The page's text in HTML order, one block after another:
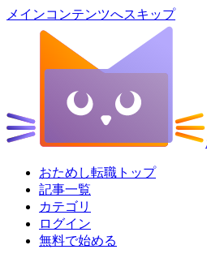
メインコンテンツへスキップ
おためし転職トップ
記事一覧
カテゴリ
ログイン
無料で始める